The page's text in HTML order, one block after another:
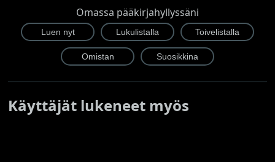
Omassa pääkirjahyllyssäni
Käyttäjät lukeneet myös